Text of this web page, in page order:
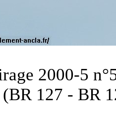
2000-5
(BR 127 - BR